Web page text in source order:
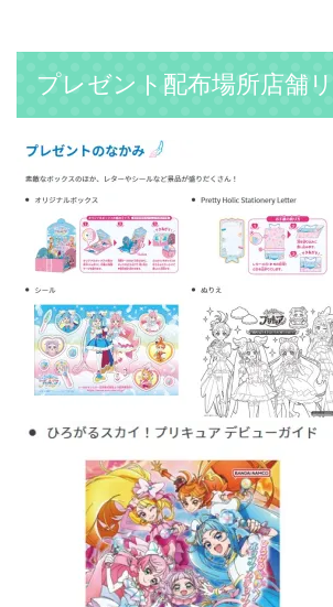
プレゼント配布場所店舗